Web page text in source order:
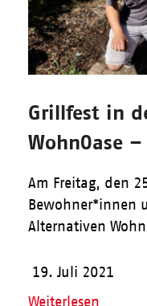
Grillfest in
WohnOase
Am Freitag, den
Bewohner*innen
Alternativen
19. Juli 2021
Weiterlesen